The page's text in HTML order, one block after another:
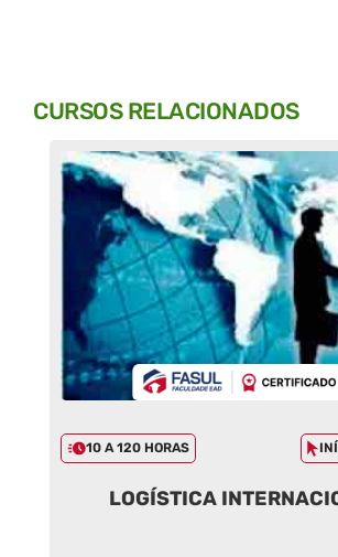
CURSOS RELACIONADOS
10 A 120 HORAS
LOGÍSTICA